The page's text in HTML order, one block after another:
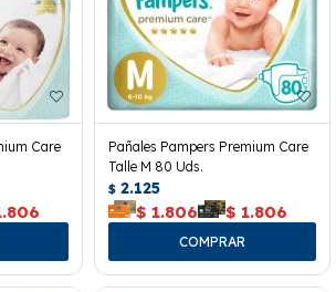
Care
Pañales Pampers Premium Care
Talle M 80 Uds.
$ 2.125
$ 1.806 $ 1.806